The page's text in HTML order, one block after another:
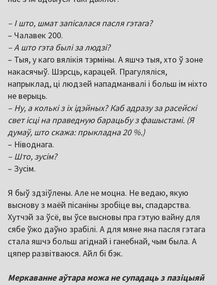
– І што, шмат запісалася пасля гэтага?
– Чалавек 200.
– А што гэта былі за людзі?
– Тыя, у каго вялікія тэрміны. А яшчэ тыя, хто ў зоне
накасячыў. Шэрсць, карацей. Прагуляліся,
напрыклад, ці людзей нападманвалі і больш ім ніхто
не верыць.
– Ну, а колькі з іх ідэйных? Каб адразу за расейскі
свет ісці на праведную барацьбу з фашыстамі. (Я
думаў, што скажа: прыкладна 20 %.)
– Ніводнага.
– Што, зусім?
– Зусім.
Я быў здзіўлены. Але не моцна. Не ведаю, якую
выснову з маёй пісаніны зробіце вы, спадарства.
Хутчэй за ўсё, вы ўсе высновы пра гэтую вайну для
сябе ўжо даўно зрабілі. А для мяне яна пасля гэтага
стала яшчэ больш агіднай і ганебнай, чым была. А
цяпер развітваюся. Айл бі бэк.
Меркаванне аўтара можа не супадаць з пазіцыяй